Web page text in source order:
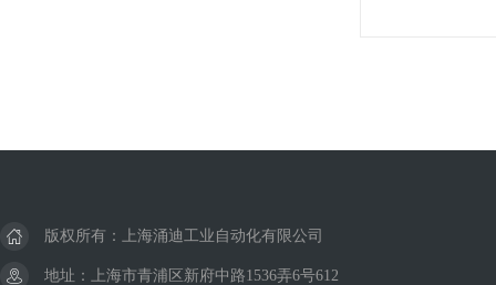
版权所有：上海涌迪工业自动化有限公司
地址：上海市青浦区新府中路1536弄6号612